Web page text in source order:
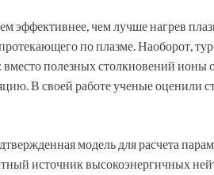
эффективнее, чем лучше нагрев
по плазме. Наоборот,
полезных столкновений ионы
В своей работе ученые оценили
модель для расчета
источник высокоэнергичных